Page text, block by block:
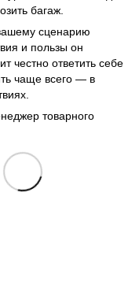
багаж.
сценарию
и пользы он
честно ответить себе
чаще всего — в
товарного